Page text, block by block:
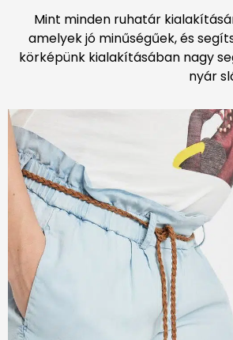
Mint minden ruhatár
amelyek jó minűségűek, és
körképünk kialakításában nagy
nyár